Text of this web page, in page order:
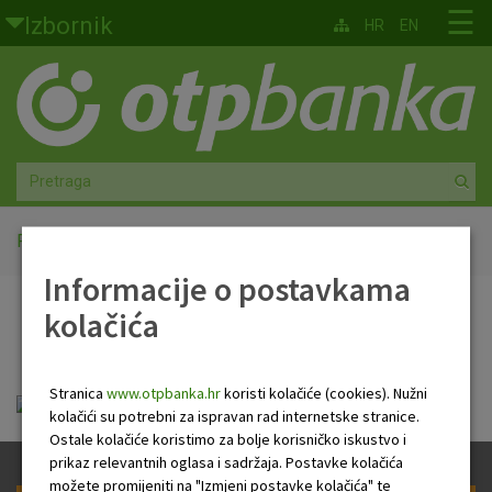
Skoči na glavni sadržaj
Izbornik
Građani
Privatno bankarstvo
Agro
Mala poduzeća i obrtnici
Srednja i velika poduzeća
Faktoring
O nama
☰
HR EN
Početna
PB Newsletter
HR Newsletter 30 01 2020 .pdf
Informacije o postavkama
kolačića
Stranica www.otpbanka.hrkoristi kolačiće (cookies). Nužni
kolačići su potrebni za ispravan rad internetske stranice.
Ostale kolačiće koristimo za bolje korisničko iskustvo i
prikaz relevantnih oglasa i sadržaja. Postavke kolačića
možete promijeniti na "Izmjeni postavke kolačića" te